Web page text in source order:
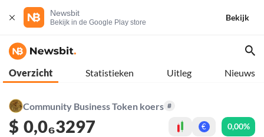
Newsbit
Bekijk in de Google Play store
Bekijk
Overzicht Statistieken Uitleg Nieuws
Community Business Token koers #
$ 0,0₆3297 € 0,00%